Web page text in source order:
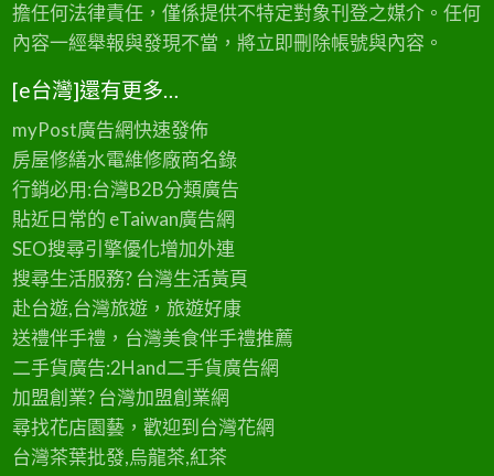
擔任何法律責任，僅係提供不特定對象刊登之媒介。任何
內容一經舉報與發現不當，將立即刪除帳號與內容。
[e台灣]還有更多…
myPost廣告網快速發佈
房屋修繕水電維修廠商名錄
行銷必用:台灣B2B分類廣告
貼近日常的 eTaiwan廣告網
SEO搜尋引擎優化增加外連
搜尋生活服務? 台灣生活黃頁
赴台遊,台灣旅遊，旅遊好康
送禮伴手禮，台灣美食伴手禮推薦
二手貨廣告:2Hand二手貨廣告網
加盟創業? 台灣加盟創業網
尋找花店園藝，歡迎到台灣花網
台灣茶葉批發,烏龍茶,紅茶